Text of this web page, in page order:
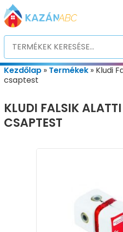
Kezdőlap » Termékek » Kludi
csaptest
KLUDI FALSIK
CSAPTEST